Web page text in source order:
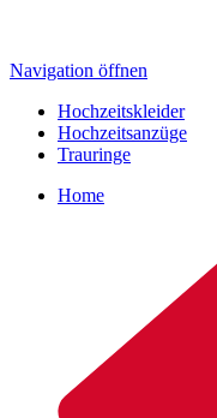
Navigation öffnen
Hochzeitskleider
Hochzeitsanzüge
Trauringe
Home